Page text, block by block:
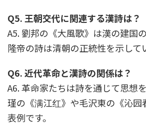
Q5. 王朝交代に関連する漢詩は？
A5. 劉邦の《大風歌》は漢の建国
隆帝の詩は清朝の正統性を示して
Q6. 近代革命と漢詩の関係は？
A6. 革命家たちは詩を通じて思想
瑾の《满江红》や毛沢東の《沁园
表例です。